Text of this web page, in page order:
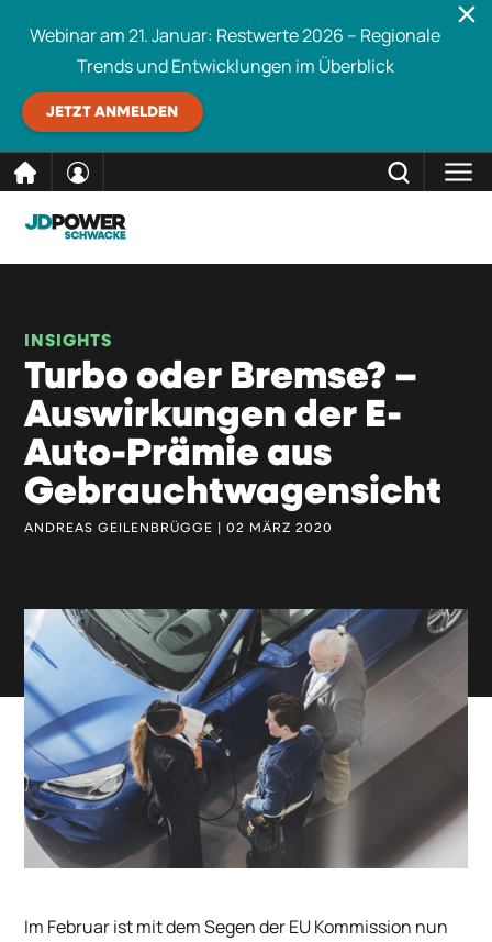
Inhalt
Webinar am 21. Januar: Restwerte 2026 – Regionale
Trends und Entwicklungen im Überblick
JETZT ANMELDEN
INSIGHTS
Turbo oder Bremse? –
Auswirkungen der E-
Auto-Prämie aus
Gebrauchtwagensicht
ANDREAS GEILENBRÜGGE | 02 MÄRZ 2020
Im Februar ist mit dem Segen der EU Kommission nun